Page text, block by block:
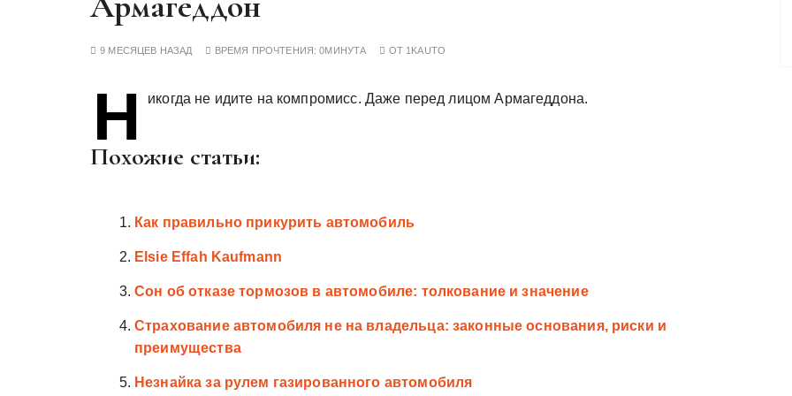
9 МЕСЯЦЕВ НАЗАД ВРЕМЯ ПРОЧТЕНИЯ:0МИНУТА ОТ 1KAUTO
Н икогда не идите на компромисс. Даже перед лицом Армагеддона.
Похожие статьи:
Как правильно прикурить автомобиль
Elsie Effah Kaufmann
Сон об отказе тормозов в автомобиле: толкование и значение
Страхование автомобиля не на владельца: законные основания, риски и
преимущества
Незнайка за рулем газированного автомобиля